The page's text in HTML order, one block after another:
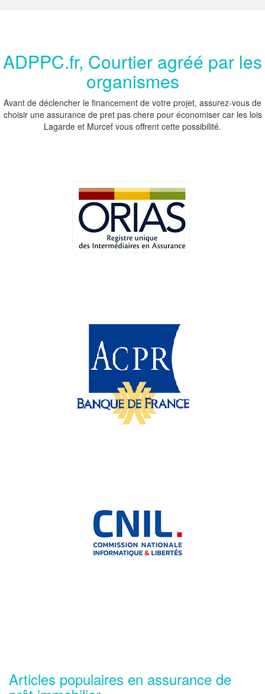
ADPPC.fr, Courtier agréé par les
organismes
Avant de déclencher le financement de votre projet, assurez-vous de
choisir une assurance de pret pas chere pour économiser car les lois
Lagarde et Murcef vous offrent cette possibilité.
Articles populaires en assurance de